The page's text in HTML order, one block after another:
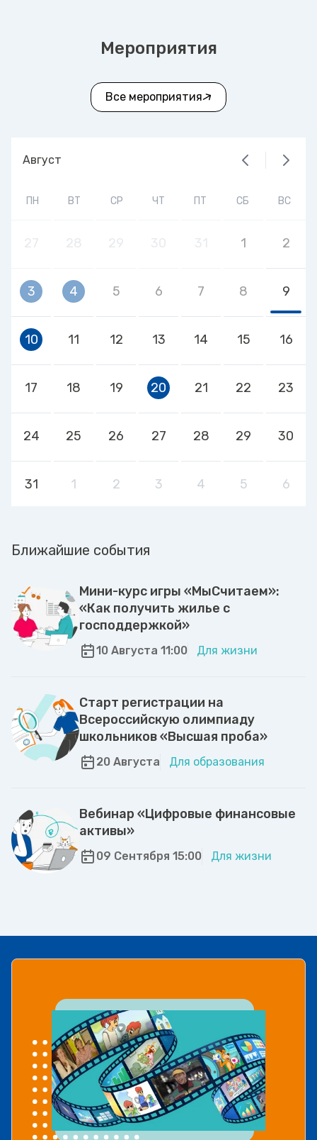
Мероприятия
Все мероприятия
Август
ПН ВТ СР ЧТ ПТ СБ ВС
1 2
3 4 5 6 7 8 9
10 11 12 13 14 15 16
17 18 19 20 21 22 23
24 25 26 27 28 29 30
31 1 2 3 4 5 6
Ближайшие события
Мини-курс игры «МыСчитаем»:
«Как получить жилье с
господдержкой»
10 Августа 11:00 Для жизни
Старт регистрации на
Всероссийскую олимпиаду
школьников «Высшая проба»
20 Августа Для образования
Вебинар «Цифровые финансовые
активы»
09 Сентября 15:00 Для жизни